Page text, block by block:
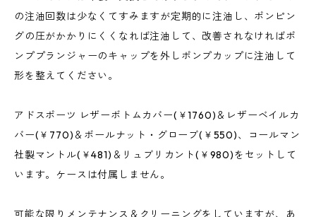
の注油回数は少なくてすみますが定期的に注油し、ポンピン
グの圧がかかりにくくなれば注油して、改善されなければポ
ンププランジャーのキャップを外しポンプカップに注油して
形を整えてください。
アドスポーツ レザーボトムカバー(￥1760)＆レザーベイルカ
バー(￥770)＆ボールナット・グローブ(￥550)、コールマン
社製マントル(￥481)＆リュブリカント(￥980)をセットして
います。ケースは付属しません。
可能な限りメンテナンス＆クリーニングをしていますが、あ